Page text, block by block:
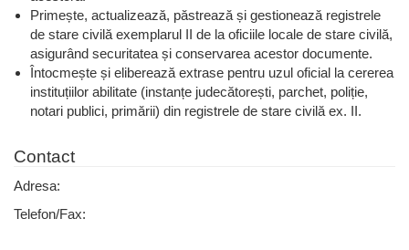
Primește, actualizează, păstrează și gestionează registrele
de stare civilă exemplarul II de la oficiile locale de stare civilă,
asigurând securitatea și conservarea acestor documente.
Întocmește și eliberează extrase pentru uzul oficial la cererea
instituțiilor abilitate (instanțe judecătorești, parchet, poliție,
notari publici, primării) din registrele de stare civilă ex. II.
Contact
Adresa:
Telefon/Fax: